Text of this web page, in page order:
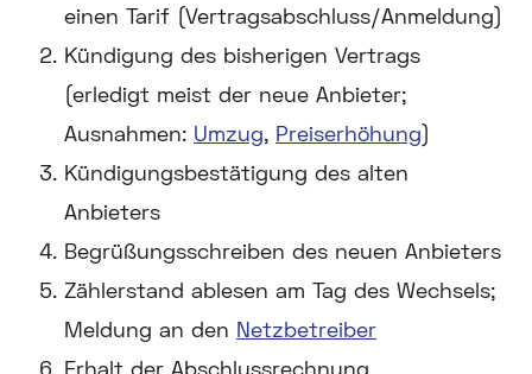
einen Tarif (Vertragsabschluss/Anmeldung)
Kündigung des bisherigen Vertrags
(erledigt meist der neue Anbieter;
Ausnahmen: Umzug, Preiserhöhung)
Kündigungsbestätigung des alten
Anbieters
Begrüßungsschreiben des neuen Anbieters
Zählerstand ablesen am Tag des Wechsels;
Meldung an den Netzbetreiber
Erhalt der Abschlussrechnung